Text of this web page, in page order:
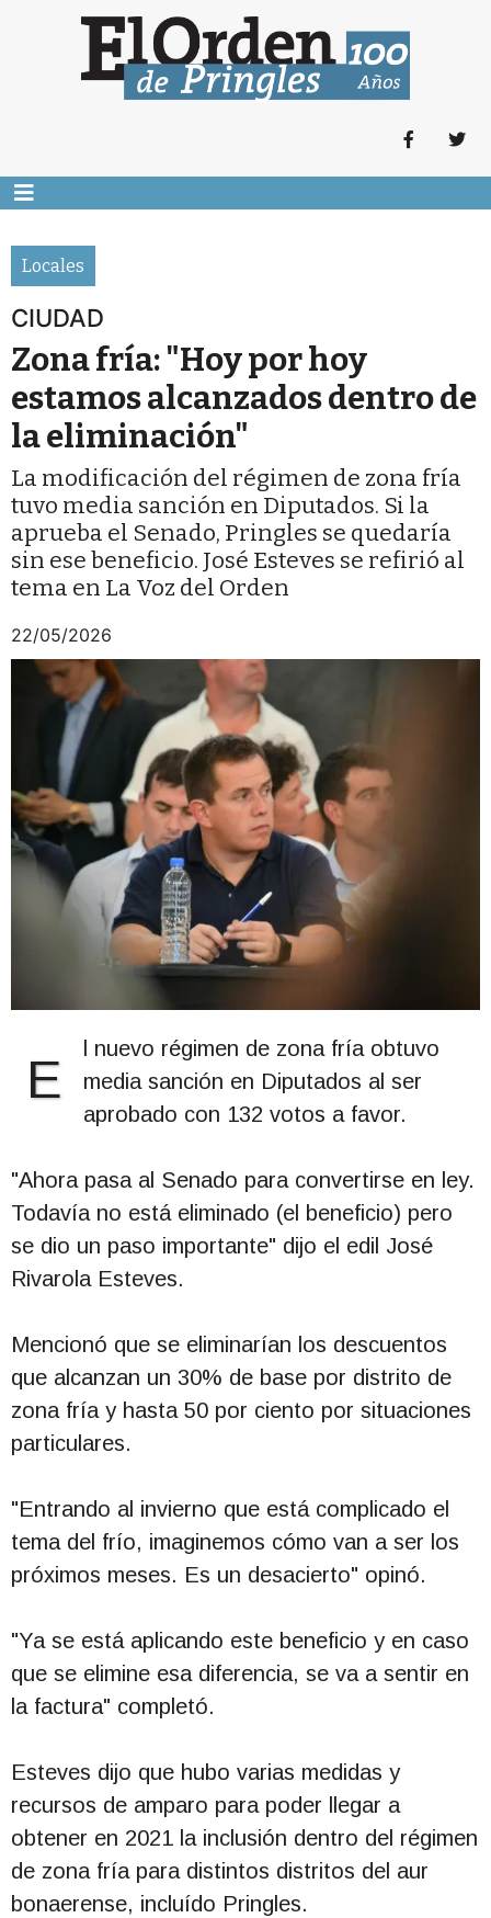
Locales
CIUDAD
Zona fría: "Hoy por hoy
estamos alcanzados dentro de
la eliminación"
La modificación del régimen de zona fría
tuvo media sanción en Diputados. Si la
aprueba el Senado, Pringles se quedaría
sin ese beneficio. José Esteves se refirió al
tema en La Voz del Orden
22/05/2026
E
l nuevo régimen de zona fría obtuvo
media sanción en Diputados al ser
aprobado con 132 votos a favor.
"Ahora pasa al Senado para convertirse en ley.
Todavía no está eliminado (el beneficio) pero
se dio un paso importante" dijo el edil José
Rivarola Esteves.
Mencionó que se eliminarían los descuentos
que alcanzan un 30% de base por distrito de
zona fría y hasta 50 por ciento por situaciones
particulares.
"Entrando al invierno que está complicado el
tema del frío, imaginemos cómo van a ser los
próximos meses. Es un desacierto" opinó.
"Ya se está aplicando este beneficio y en caso
que se elimine esa diferencia, se va a sentir en
la factura" completó.
Esteves dijo que hubo varias medidas y
recursos de amparo para poder llegar a
obtener en 2021 la inclusión dentro del régimen
de zona fría para distintos distritos del aur
bonaerense, incluído Pringles.